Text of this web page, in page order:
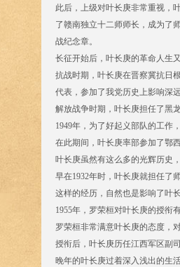
此后，上级对叶长庚非常重视，
了赣南独立十二师师长，成为了
战纪念章。
长征开始后，叶长庚的革命人生
抗战时期，叶长庚在晋察冀抗日
代表，参加了我党历史上影响深
解放战争时期，叶长庚担任了黑
1949年，为了好起义部队的工作
在此期间，叶长庚率部参加了鄂
叶长庚虽然有这么多的光辉历史
早在1932年时，叶长庚就担任了
这样的经历，自然也是影响了叶
1955年，罗荣桓对叶长庚的授衔
罗荣桓非常满意叶长庚的态度，
授衔后，叶长庚历任江西军区副
晚年的叶长庚过着深入浅出的生